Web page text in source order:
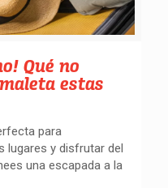
Qué no
estas
para
lugares y disfrutar del
una escapada a la